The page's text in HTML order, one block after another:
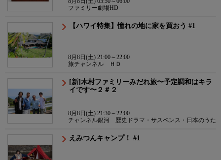
ファミリー劇場HD
【ハワイ特集】憧れの地に家を買おう #1
8月8日(土) 21:00～22:00
旅チャンネル ＨＤ
[新]木村ファミリーみだれ旅〜予定調和はキラ
イです〜２＃２
8月8日(土) 21:30～22:00
チャンネル銀河 歴史ドラマ・サスペンス・日本のうた
えみつんキャンプ！ #1